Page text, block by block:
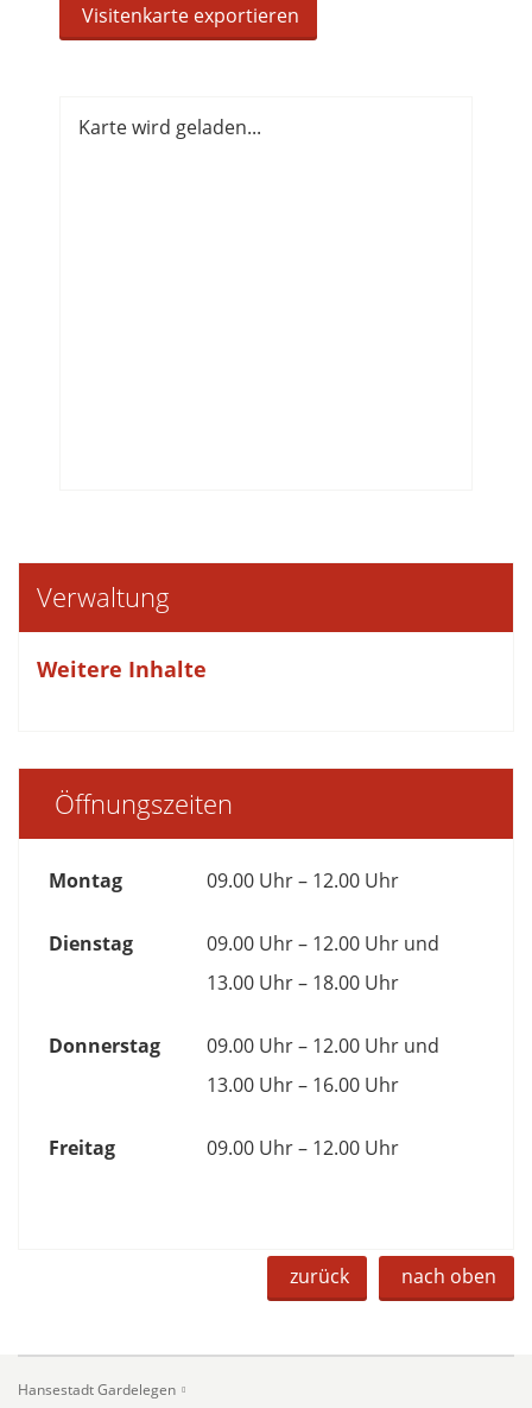
Visitenkarte exportieren
Karte wird geladen...
Verwaltung
Weitere Inhalte
Öffnungszeiten
Montag 09.00 Uhr – 12.00 Uhr
Dienstag
09.00 Uhr – 12.00 Uhr und
13.00 Uhr – 18.00 Uhr
Donnerstag
09.00 Uhr – 12.00 Uhr und
13.00 Uhr – 16.00 Uhr
Freitag 09.00 Uhr – 12.00 Uhr
zurück nach oben
Hansestadt Gardelegen